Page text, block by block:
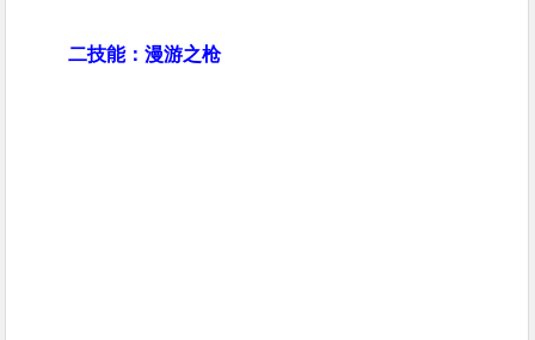
二技能：漫游之枪